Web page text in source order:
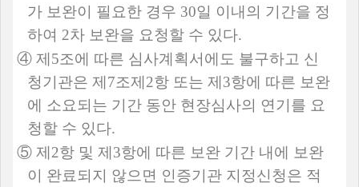
가 보완이 필요한 경우 30일 이내의 기간을 정
하여 2차 보완을 요청할 수 있다.
④제 5조에 따른 심사계획서에도 불구하고 신
청기관은 제 7조제 2항 또는 제 3항에 따른 보완
에 소요되는 기간 동안 현장심사의 연기를 요
청할 수 있다.
⑤제 2항 및 제 3항에 따른 보완 기간 내에 보완
이 완료되지 않으면 인증기관 지정신청은 적